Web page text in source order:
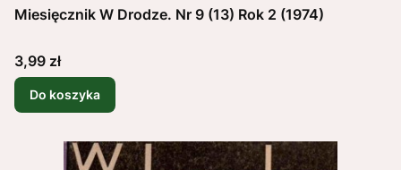
Miesięcznik W Drodze. Nr 9 (13) Rok 2 (1974)
Cena
3,99 zł
Do koszyka